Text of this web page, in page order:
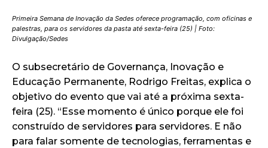
Primeira Semana de Inovação da Sedes oferece programação, com oficinas e
palestras, para os servidores da pasta até sexta-feira (25) | Foto:
Divulgação/Sedes
O subsecretário de Governança, Inovação e
Educação Permanente, Rodrigo Freitas, explica o
objetivo do evento que vai até a próxima sexta-
feira (25). “Esse momento é único porque ele foi
construído de servidores para servidores. E não
para falar somente de tecnologias, ferramentas e